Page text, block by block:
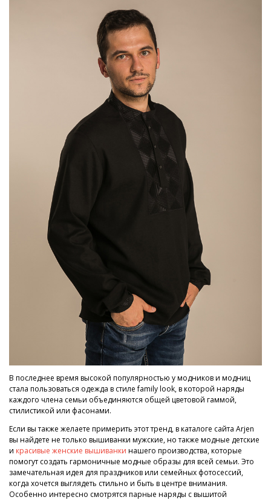
В последнее время высокой популярностью у модников и модниц
стала пользоваться одежда в стиле family look, в которой наряды
каждого члена семьи объединяются общей цветовой гаммой,
стилистикой или фасонами.
Если вы также желаете примерить этот тренд, в каталоге сайта Arjen
вы найдете не только вышиванки мужские, но также модные детские
и красивые женские вышиванки нашего производства, которые
помогут создать гармоничные модные образы для всей семьи. Это
замечательная идея для праздников или семейных фотосессий,
когда хочется выглядеть стильно и быть в центре внимания.
Особенно интересно смотрятся парные наряды с вышитой